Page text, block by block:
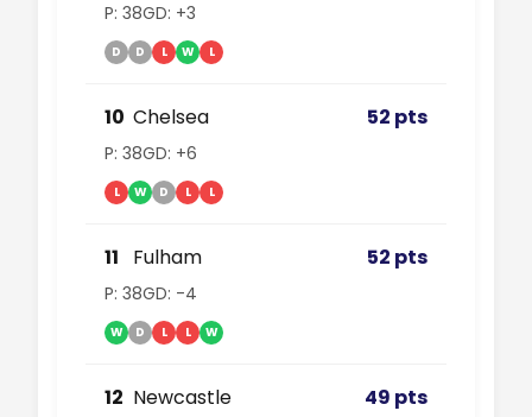
P: 38GD: +3
D D L W L
10 Chelsea 52 pts
P: 38GD: +6
L W D L L
11 Fulham 52 pts
P: 38GD: -4
W D L L W
12 Newcastle 49 pts